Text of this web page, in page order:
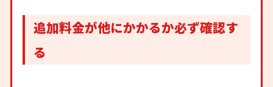
追加料金が他にかかるか必ず確認す
る